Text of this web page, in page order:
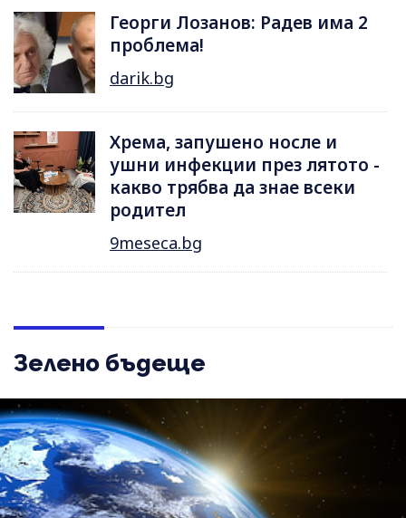
Георги Лозанов: Радев има 2
проблема!
darik.bg
Хрема, запушено носле и
ушни инфекции през лятотo -
какво трябва да знае всеки
родител
9meseca.bg
Зелено бъдеще